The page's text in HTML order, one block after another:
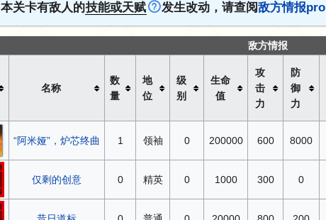
本关卡有敌人的技能或天赋 发生改动，请查阅敌方情报pro
敌方情报
名称
数
量
地
位
级
别
生命
值
攻
击
力
防
御
力
“阿米娅”，炉芯终曲 1 领袖 0 200000 600 8000
仅剩的创意 0 精英 0 1000 300 0